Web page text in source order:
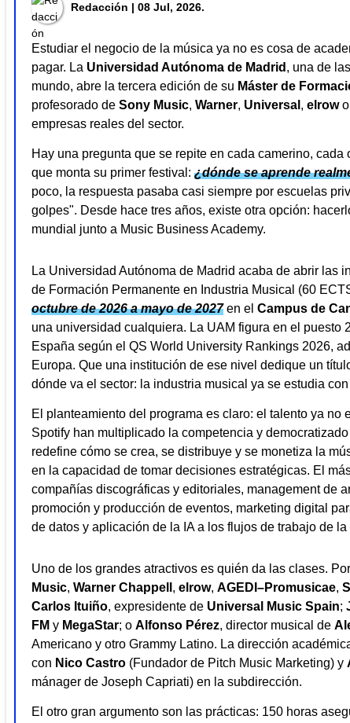
Redacción | 08 Jul, 2026.
Estudiar el negocio de la música ya no es cosa de
pagar. La Universidad Autónoma de Madrid , una de
mundo, abre la tercera edición de su Máster de
profesorado de Sony Music, Warner, Universal , elrowo
empresas reales del sector.
Hay una pregunta que se repite en cada camerino,
que monta su primer festival: ¿dónde se aprende
poco, la respuesta pasaba casi siempre por escuelas
golpes". Desde hace tres años, existe otra opción:
mundial junto a Music Business Academy.
La Universidad Autónoma de Madrid acaba de abrir las
de Formación Permanente en Industria Musical (60
octubre de 2026 a mayo de 2027en el Campus de
una universidad cualquiera. La UAM figura en el puesto
España según el QS World University Rankings 2026,
Europa. Que una institución de ese nivel dedique un
dónde va el sector: la industria musical ya se estudia
El planteamiento del programa es claro: el talento ya
Spotify han multiplicado la competencia y
redefine cómo se crea, se distribuye y se monetiza la
en la capacidad de tomar decisiones estratégicas. El
compañías discográficas y editoriales, management de
promoción y producción de eventos, marketing digital
de datos y aplicación de la IA a los flujos de trabajo de la
Uno de los grandes atractivos es quién da las clases.
Music, Warner Chappell , elrow, AGEDI–Promusicae,
Carlos Ituiño, expresidente de Universal Music Spain;
FM y MegaStar; o Alfonso Pérez, director musical de
Americano y otro Grammy Latino. La dirección
con Nico Castro (Fundador de Pitch Music Marketing) y
mánager de Joseph Capriati) en la subdirección.
El otro gran argumento son las prácticas: 150 horas